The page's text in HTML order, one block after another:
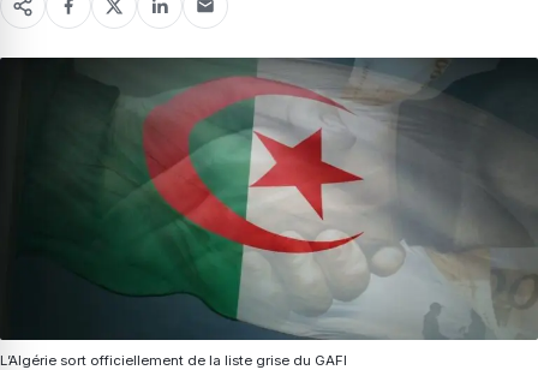
L’Algérie sort officiellement de la liste grise du GAFI